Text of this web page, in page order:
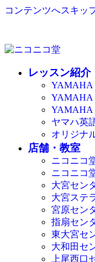
コンテンツへスキッ
レッスン紹介
YAMAHA
YAMAHA
YAMAHA
ヤマハ英
オリジナ
店舗・教室
ニコニコ
ニコニコ
大宮セン
大宮ステ
宮原セン
指扇セン
東大宮セ
大和田セ
上尾西口